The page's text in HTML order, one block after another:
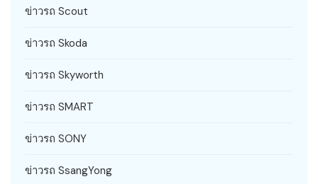
ข่าวรถ Scout
ข่าวรถ Skoda
ข่าวรถ Skyworth
ข่าวรถ SMART
ข่าวรถ SONY
ข่าวรถ SsangYong